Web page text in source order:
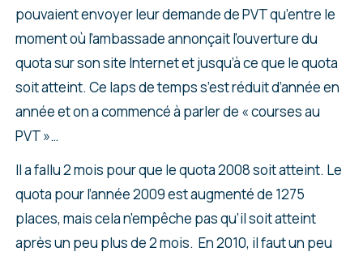
pouvaient envoyer leur demande de PVT qu’entre le
moment où l’ambassade annonçait l’ouverture du
quota sur son site Internet et jusqu’à ce que le quota
soit atteint. Ce laps de temps s’est réduit d’année en
année et on a commencé à parler de « courses au
PVT »…
Il a fallu 2 mois pour que le quota 2008 soit atteint. Le
quota pour l’année 2009 est augmenté de 1275
places, mais cela n’empêche pas qu’il soit atteint
après un peu plus de 2 mois. En 2010, il faut un peu